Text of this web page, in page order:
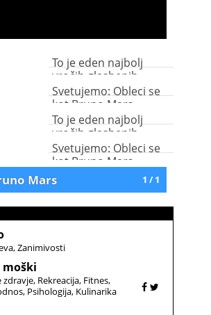
To je eden najbolj
vročih glasbenih
spotov letošnjega leta!
Svetujemo: Obleci se
kot Bruno Mars
To je eden najbolj
vročih glasbenih
spotov letošnjega leta!
Svetujemo: Obleci se
kot Bruno Mars
1 / 1
Mars
Zanimivosti
moški
zdravje Rekreacija Fitnes
Psihologija Kulinarika